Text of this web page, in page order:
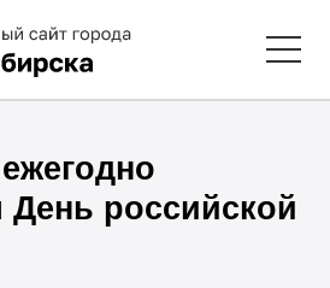
День российской